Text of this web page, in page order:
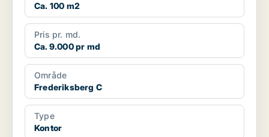
Ca. 100 m2
Pris pr. md.
Ca. 9.000 pr md
Område
Frederiksberg C
Type
Kontor